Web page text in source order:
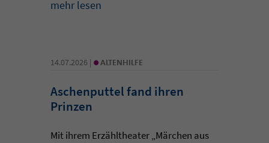
mehr lesen
14.07.2026 | • ALTENHILFE
Aschenputtel fand ihren
Prinzen
Mit ihrem Erzähltheater „Märchen aus